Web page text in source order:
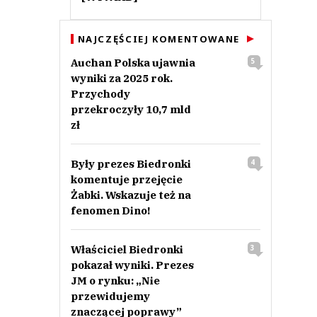
NAJCZĘŚCIEJ KOMENTOWANE
Auchan Polska ujawnia
wyniki za 2025 rok.
Przychody
przekroczyły 10,7 mld
zł
5
Były prezes Biedronki
komentuje przejęcie
Żabki. Wskazuje też na
fenomen Dino!
4
Właściciel Biedronki
pokazał wyniki. Prezes
JM o rynku: „Nie
przewidujemy
znaczącej poprawy”
3